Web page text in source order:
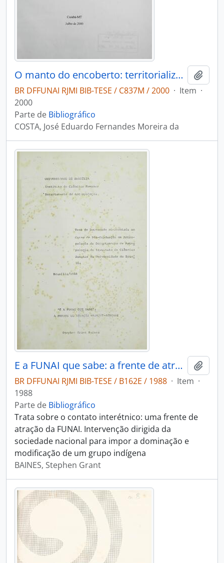
O manto do encoberto: territorialização dos Chiquitano
BR DFFUNAI RJMI BIB-TESE / C837M / 2000 · Item ·
2000
Parte de Bibliográfico
COSTA, José Eduardo Fernandes Moreira da
E a FUNAI que sabe: a frente de atração Waimiri-Atroari
BR DFFUNAI RJMI BIB-TESE / B162E / 1988 · Item ·
1988
Parte de Bibliográfico
Trata sobre o contato interétnico: uma frente de
atração da FUNAI. Intervenção dirigida da
sociedade nacional para impor a dominação e
modificação de um grupo indígena
BAINES, Stephen Grant